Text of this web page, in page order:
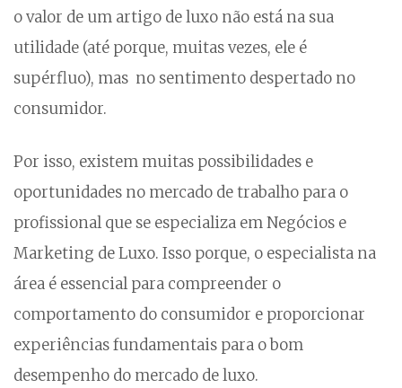
o valor de um artigo de luxo não está na sua
utilidade (até porque, muitas vezes, ele é
supérfluo), mas no sentimento despertado no
consumidor.
Por isso, existem muitas possibilidades e
oportunidades no mercado de trabalho para o
profissional que se especializa em Negócios e
Marketing de Luxo. Isso porque, o especialista na
área é essencial para compreender o
comportamento do consumidor e proporcionar
experiências fundamentais para o bom
desempenho do mercado de luxo.